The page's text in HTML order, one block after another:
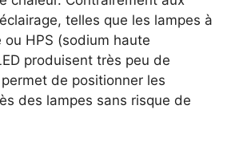
telles que les lampes à
ou HPS (sodium haute
produisent très peu de
de positionner les
des lampes sans risque de